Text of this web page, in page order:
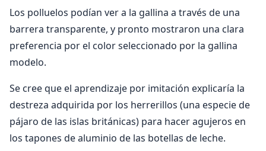
Los polluelos podían ver a la gallina a través de una
barrera transparente, y pronto mostraron una clara
preferencia por el color seleccionado por la gallina
modelo.
Se cree que el aprendizaje por imitación explicaría la
destreza adquirida por los herrerillos (una especie de
pájaro de las islas británicas) para hacer agujeros en
los tapones de aluminio de las botellas de leche.